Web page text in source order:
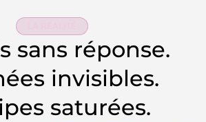
sans réponse.
invisibles.
saturées.